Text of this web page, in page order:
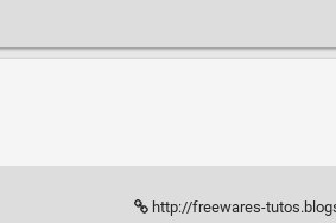
http://freewares-